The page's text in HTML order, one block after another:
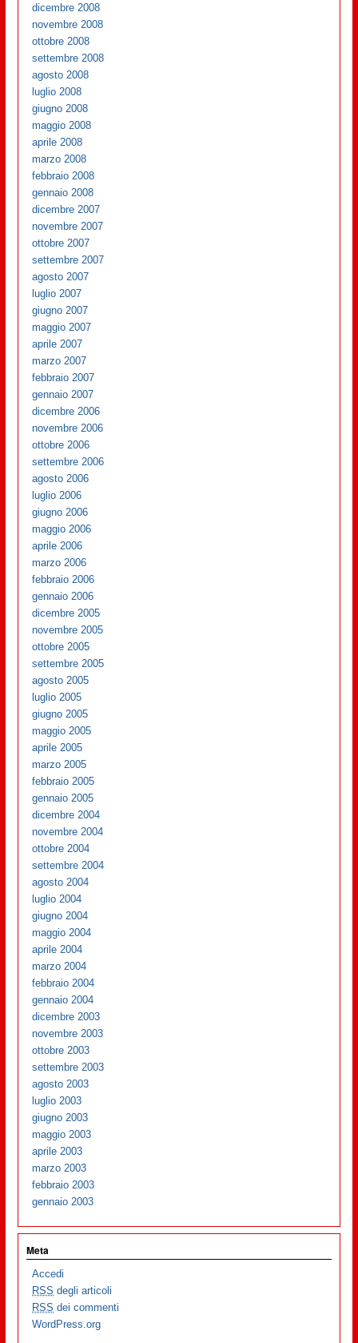
dicembre 2008
novembre 2008
ottobre 2008
settembre 2008
agosto 2008
luglio 2008
giugno 2008
maggio 2008
aprile 2008
marzo 2008
febbraio 2008
gennaio 2008
dicembre 2007
novembre 2007
ottobre 2007
settembre 2007
agosto 2007
luglio 2007
giugno 2007
maggio 2007
aprile 2007
marzo 2007
febbraio 2007
gennaio 2007
dicembre 2006
novembre 2006
ottobre 2006
settembre 2006
agosto 2006
luglio 2006
giugno 2006
maggio 2006
aprile 2006
marzo 2006
febbraio 2006
gennaio 2006
dicembre 2005
novembre 2005
ottobre 2005
settembre 2005
agosto 2005
luglio 2005
giugno 2005
maggio 2005
aprile 2005
marzo 2005
febbraio 2005
gennaio 2005
dicembre 2004
novembre 2004
ottobre 2004
settembre 2004
agosto 2004
luglio 2004
giugno 2004
maggio 2004
aprile 2004
marzo 2004
febbraio 2004
gennaio 2004
dicembre 2003
novembre 2003
ottobre 2003
settembre 2003
agosto 2003
luglio 2003
giugno 2003
maggio 2003
aprile 2003
marzo 2003
febbraio 2003
gennaio 2003
Meta
Accedi
RSS degli articoli
RSS dei commenti
WordPress.org